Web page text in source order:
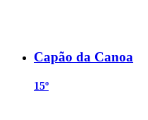
Capão da Canoa
15º